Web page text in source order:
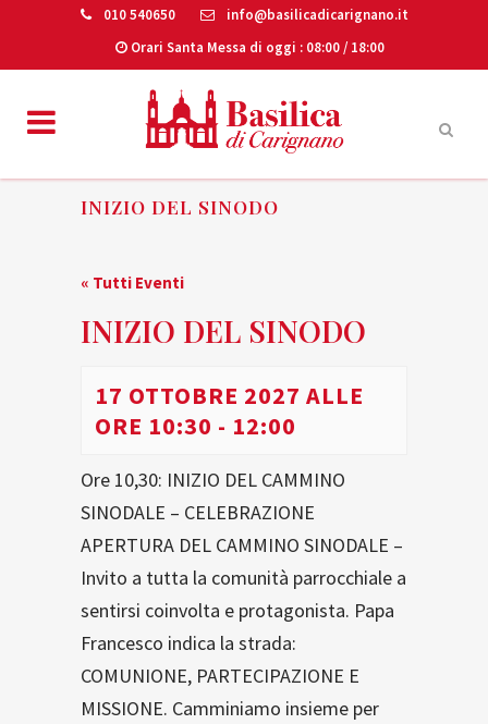
010 540650
info@basilicadicarignano.it
Orari Santa Messa di oggi : 08:00 / 18:00
INIZIO DEL SINODO
« Tutti Eventi
INIZIO DEL SINODO
17 OTTOBRE 2027 ALLE
ORE 10:30 - 12:00
Ore 10,30: INIZIO DEL CAMMINO
SINODALE – CELEBRAZIONE
APERTURA DEL CAMMINO SINODALE –
Invito a tutta la comunità parrocchiale a
sentirsi coinvolta e protagonista. Papa
Francesco indica la strada:
COMUNIONE, PARTECIPAZIONE E
MISSIONE. Camminiamo insieme per